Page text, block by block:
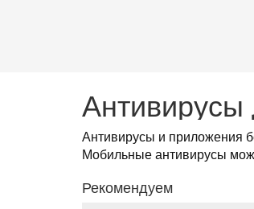
Антивирусы и приложения
Мобильные антивирусы
Рекомендуем